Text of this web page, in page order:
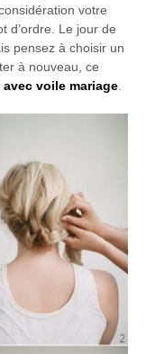
votre
d’ordre. Le jour de
pensez à choisir un
à nouveau, ce
voile mariage